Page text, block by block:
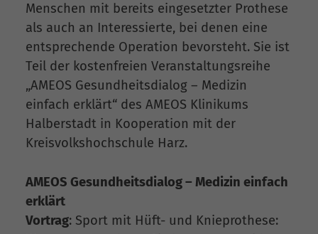
Menschen mit bereits eingesetzter Prothese
als auch an Interessierte, bei denen eine
entsprechende Operation bevorsteht. Sie ist
Teil der kostenfreien Veranstaltungsreihe
„AMEOS Gesundheitsdialog – Medizin
einfach erklärt“ des AMEOS Klinikums
Halberstadt in Kooperation mit der
Kreisvolkshochschule Harz.
AMEOS Gesundheitsdialog – Medizin einfach
erklärt
Vortrag: Sport mit Hüft- und Knieprothese: